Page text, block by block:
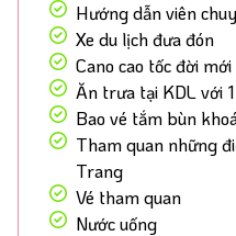
Combo tour du
lịch Nha Trang
Nước ngoài
Tour du lịch biển
Hướng dẫn viên
Xe du lịch đưa đón
Cano cao tốc đời mới
Ăn trưa tại KDL với
Bao vé tắm bùn
Tham quan những
Trang
Vé tham quan
Nước uống